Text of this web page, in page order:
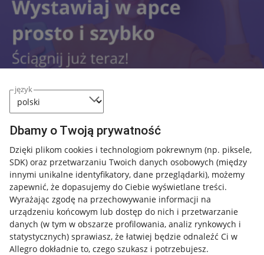
język
Dbamy o Twoją prywatność
Dzięki plikom cookies i technologiom pokrewnym (np. piksele,
SDK) oraz przetwarzaniu Twoich danych osobowych (między
innymi unikalne identyfikatory, dane przeglądarki), możemy
zapewnić, że dopasujemy do Ciebie wyświetlane treści.
Wyrażając zgodę na przechowywanie informacji na
urządzeniu końcowym lub dostęp do nich i przetwarzanie
danych (w tym w obszarze profilowania, analiz rynkowych i
statystycznych) sprawiasz, że łatwiej będzie odnaleźć Ci w
Allegro dokładnie to, czego szukasz i potrzebujesz.
Przydatne informacje
Jak to działa
Napisz do nas
Allegro Gadane dla sprzedających
Allegro Gadane dla kupujących